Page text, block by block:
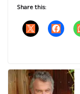
Share this: